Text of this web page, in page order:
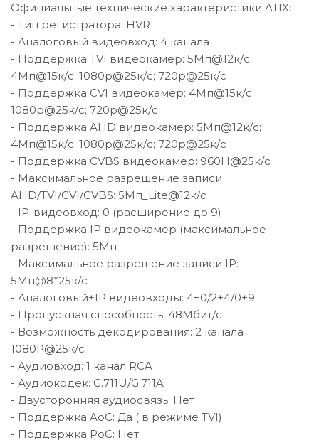
Официальные технические характеристики ATIX:
- Тип регистратора: HVR
- Аналоговый видеовход: 4 канала
- Поддержка TVI видеокамер: 5Мп@12к/с;
4Мп@15к/с; 1080p@25к/с; 720p@25к/с
- Поддержка CVI видеокамер: 4Мп@15к/с;
1080p@25к/с; 720p@25к/с
- Поддержка AHD видеокамер: 5Мп@12к/с;
4Мп@15к/с; 1080p@25к/с; 720p@25к/с
- Поддержка CVBS видеокамер: 960H@25к/с
- Максимальное разрешение записи
AHD/TVI/CVI/CVBS: 5Мп_Lite@12к/с
- IP-видеовход: 0 (расширение до 9)
- Поддержка IP видеокамер (максимальное
разрешение): 5Мп
- Максимальное разрешение записи IP:
5Мп@8*25к/с
- Аналоговый+IP видеовходы: 4+0/2+4/0+9
- Пропускная способность: 48Мбит/с
- Возможность декодирования: 2 канала
1080P@25к/с
- Аудиовход: 1 канал RCA
- Аудиокодек: G.711U/G.711A
- Двусторонняя аудиосвязь: Нет
- Поддержка AoC: Да ( в режиме TVI)
- Поддержка PoC: Нет